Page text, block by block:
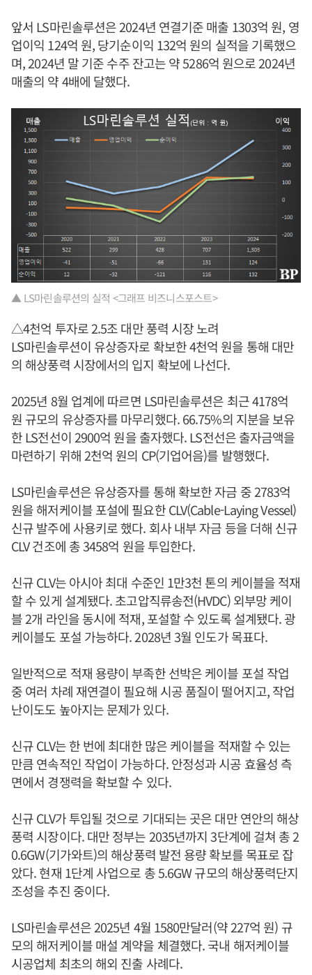
앞서 LS마린솔루션은 2024년 연결기준 매출 1303억 원, 영
업이익 124억 원, 당기순이익 132억 원의 실적을 기록했으
며, 2024년 말 기준 수주 잔고는 약 5286억 원으로 2024년
매출의 약 4배에 달했다.
▲ LS마린솔루션의 실적 <그래프 비즈니스포스트>
△4천억 투자로 2.5조 대만 풍력 시장 노려
LS마린솔루션이 유상증자로 확보한 4천억 원을 통해 대만
의 해상풍력 시장에서의 입지 확보에 나선다.
2025년 8월 업계에 따르면 LS마린솔루션은 최근 4178억
원 규모의 유상증자를 마무리했다. 66.75%의 지분을 보유
한 LS전선이 2900억 원을 출자했다. LS전선은 출자금액을
마련하기 위해 2천억 원의 CP(기업어음)를 발행했다.
LS마린솔루션은 유상증자를 통해 확보한 자금 중 2783억
원을 해저케이블 포설에 필요한 CLV(Cable-Laying Vessel)
신규 발주에 사용키로 했다. 회사 내부 자금 등을 더해 신규
CLV 건조에 총 3458억 원을 투입한다.
신규 CLV는 아시아 최대 수준인 1만3천 톤의 케이블을 적재
할 수 있게 설계됐다. 초고압직류송전(HVDC) 외부망 케이
블 2개 라인을 동시에 적재, 포설할 수 있도록 설계됐다. 광
케이블도 포설 가능하다. 2028년 3월 인도가 목표다.
일반적으로 적재 용량이 부족한 선박은 케이블 포설 작업
중 여러 차례 재연결이 필요해 시공 품질이 떨어지고, 작업
난이도도 높아지는 문제가 있다.
신규 CLV는 한 번에 최대한 많은 케이블을 적재할 수 있는
만큼 연속적인 작업이 가능하다. 안정성과 시공 효율성 측
면에서 경쟁력을 확보할 수 있다.
신규 CLV가 투입될 것으로 기대되는 곳은 대만 연안의 해상
풍력 시장이다. 대만 정부는 2035년까지 3단계에 걸쳐 총 2
0.6GW(기가와트)의 해상풍력 발전 용량 확보를 목표로 잡
았다. 현재 1단계 사업으로 총 5.6GW 규모의 해상풍력단지
조성을 추진 중이다.
LS마린솔루션은 2025년 4월 1580만달러(약 227억 원) 규
모의 해저케이블 매설 계약을 체결했다. 국내 해저케이블
시공업체 최초의 해외 진출 사례다.